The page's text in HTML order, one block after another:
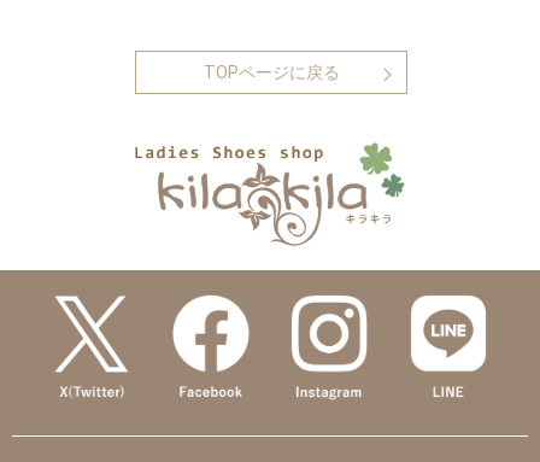
TOPページに戻る